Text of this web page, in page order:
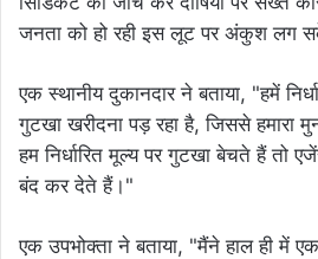
जनता को हो रही इस लूट पर अंकुश लग
एक स्थानीय दुकानदार ने बताया, "हमें
गुटखा खरीदना पड़ रहा है, जिससे हमारा
हम निर्धारित मूल्य पर गुटखा बेचते हैं तो
बंद कर देते हैं।"
एक उपभोक्ता ने बताया, "मैंने हाल ही में